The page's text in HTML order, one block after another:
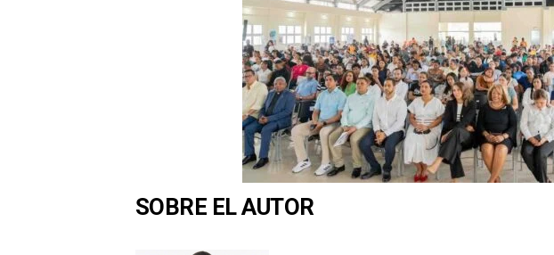
SOBRE EL AUTOR